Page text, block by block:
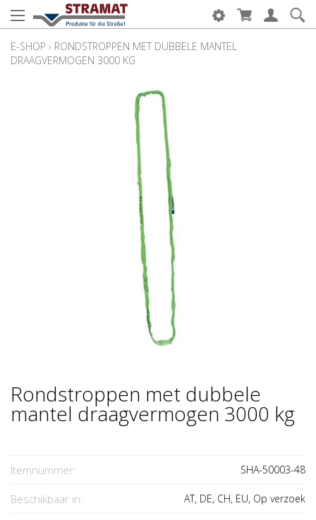
E-SHOP › RONDSTROPPEN MET DUBBELE MANTEL
DRAAGVERMOGEN 3000 KG
Rondstroppen met dubbele
mantel draagvermogen 3000 kg
Itemnummer: SHA-50003-48
Beschikbaar in: AT, DE, CH, EU, Op verzoek